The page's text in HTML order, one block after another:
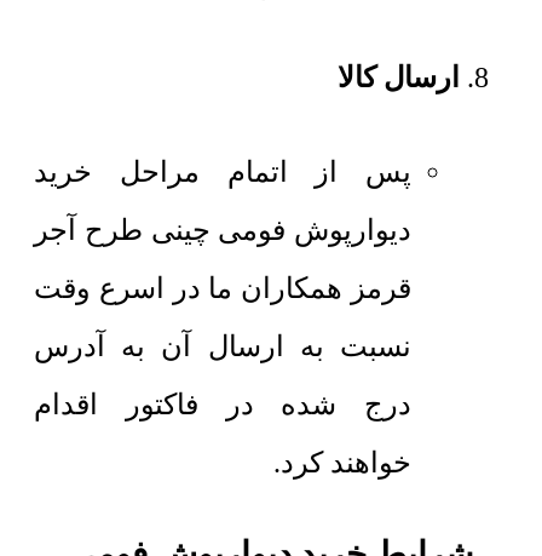
ارسال کالا
پس از اتمام مراحل خرید
دیوارپوش فومی چینی طرح آجر
قرمز همکاران ما در اسرع وقت
نسبت به ارسال آن به آدرس
درج شده در فاکتور اقدام
خواهند کرد.